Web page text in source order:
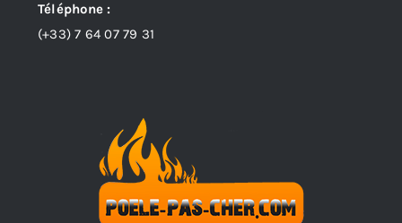
Téléphone :
(+33)7 64 07 79 31